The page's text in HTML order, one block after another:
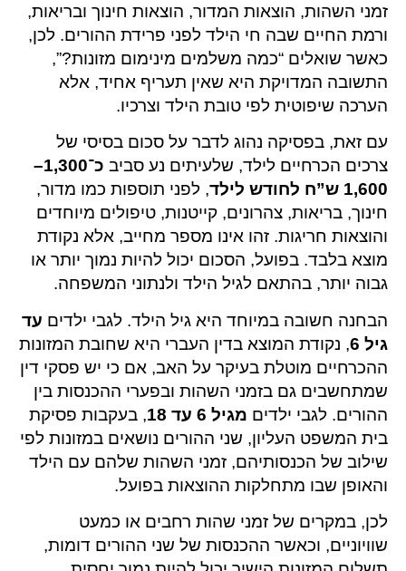
זמני השהות, הוצאות המדור, הוצאות חינוך ובריאות,
ורמת החיים שבה חי הילד לפני פרידת ההורים. לכן,
כאשר שואלים “כמה משלמים מינימום מזונות?”,
התשובה המדויקת היא שאין תעריף אחיד, אלא
הערכה שיפוטית לפי טובת הילד וצרכיו.
עם זאת, בפסיקה נהוג לדבר על סכום בסיסי של
צרכים הכרחיים לילד, שלעיתים נע סביב
כ־1,300–
1,600 ש”ח לחודש לילד
, לפני תוספות כמו מדור,
חינוך, בריאות, צהרונים, קייטנות, טיפולים מיוחדים
והוצאות חריגות. זהו אינו מספר מחייב, אלא נקודת
מוצא בלבד. בפועל, הסכום יכול להיות נמוך יותר או
גבוה יותר, בהתאם לגיל הילד ולנתוני המשפחה.
הבחנה חשובה במיוחד היא גיל הילד. לגבי ילדים עד
גיל 6
, נקודת המוצא בדין העברי היא שחובת המזונות
ההכרחיים מוטלת בעיקר על האב, אם כי יש פסקי דין
שמתחשבים גם בזמני השהות ובפערי ההכנסות בין
ההורים. לגבי ילדים מגיל 6 עד 18
, בעקבות פסיקת
בית המשפט העליון, שני ההורים נושאים במזונות לפי
שילוב של הכנסותיהם, זמני השהות שלהם עם הילד
והאופן שבו מתחלקות ההוצאות בפועל.
לכן, במקרים של זמני שהות רחבים או כמעט
שוויוניים, וכאשר ההכנסות של שני ההורים דומות,